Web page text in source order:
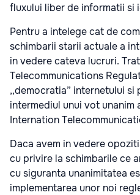
fluxului liber de informatii si
Pentru a intelege cat de
schimbarii starii actuale a
in vedere cateva lucruri.
Telecommunications
,,democratia” internetului
intermediul unui vot unanim
Internation
Daca avem in vedere
cu privire la schimbarile ce
cu siguranta unanimitatea
implementarea unor noi